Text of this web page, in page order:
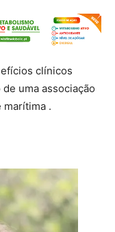
clínicos
uma associação
.